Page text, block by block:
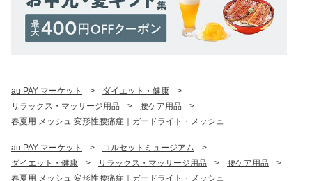
au PAY マーケット > ダイエット・健康
>
リラックス・マッサージ用品
> 腰ケア用品
>
春夏用 メッシュ 変形性腰痛症｜ガードライト・メッシュ
au PAY マーケット > コルセットミュージアム
>
ダイエット・健康
> リラックス・マッサージ用品 > 腰ケア用品
>
春夏用 メッシュ 変形性腰痛症｜ガードライト・メッシュ